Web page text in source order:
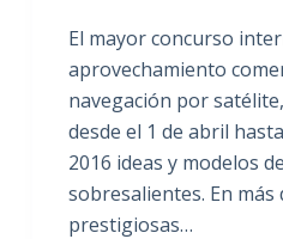
El mayor concurso
aprovechamiento
navegación por
desde el 1 de abril
2016 ideas y modelos
sobresalientes. En más
prestigiosas…